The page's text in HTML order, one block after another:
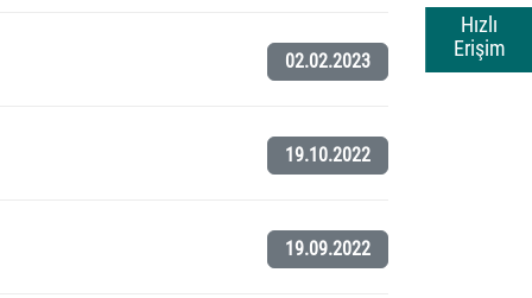
Hızlı
Erişim
02.02.2023
19.10.2022
19.09.2022